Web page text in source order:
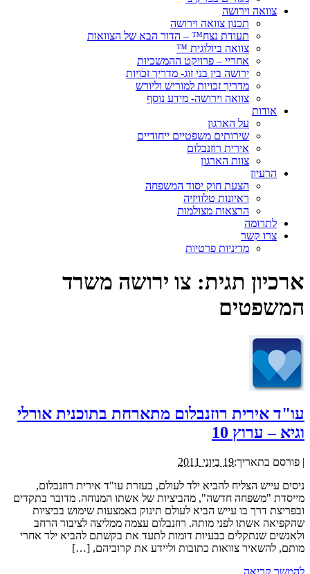
צוואה וירושה
תכנון צוואה וירושה
תעודת נצח™ – הדור הבא של הצוואות
צוואה ביולוגית ™
אחריי – פרויקט ההמשכיות
ירושה בין בני זוג- מדריך זכויות
מדריך זכויות למוריש וליורש
צוואה וירושה- מידע נוסף
אודות
על הארגון
שירותים משפטיים ייחודיים
אירית רוזנבלום
צוות הארגון
הרעיון
הצעת חוק יסוד המשפחה
ראיונות טלוויזיה
הרצאות מצולמות
לתרומה
צרו קשר
מדיניות פרטיות
ארכיון תגית: צו ירושה משרד
המשפטים
עו"ד אירית רוזנבלום מתארחת בתוכנית אורלי
וגיא – ערוץ 10
| פורסם בתאריך:19 ביוני 2011
ניסים עייש הצליח להביא ילד לעולם, בעזרת עו"ד אירית רוזנבלום,
מייסדת "משפחה חדשה", מהביציות של אשתו המנוחה. מדובר בתקדים
ובפריצת דרך בו עייש הביא לעולם תינוק באמצעות שימוש בביציות
שהקפיאה אשתו לפני מותה. רוזנבלום עצמה ממליצה לציבור הרחב
ולאנשים שנתקלים בבעיות דומות לתעד את בקשתם להביא ילד אחרי
מותם, להשאיר צוואות כתובות וליידע את קרוביהם, […]